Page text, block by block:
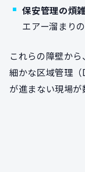
保安管理の煩
エアー溜まり
これらの障壁か
細かな区域管理
が進まない現場が